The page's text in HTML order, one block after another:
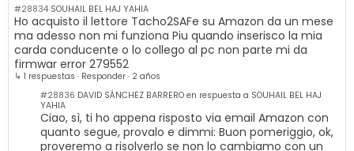
#28834 SOUHAIL BEL HAJ YAHIA
Ho acquisto il lettore Tacho2SAFe su Amazon da un mese
ma adesso non mi funziona Piu quando inserisco la mia
carda conducente o lo collego al pc non parte mi da
firmwar error 279552
↳ 1 respuestas · Responder · 2 años
#28836
YAHIA
Ciao, sì, ti ho appena risposto via email Amazon con
quanto segue, provalo e dimmi: Buon pomeriggio, ok,
proveremo a risolverlo se non lo cambiamo con un